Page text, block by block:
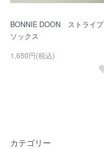
BONNIE DOON ストライプ
ソックス
1,650円(税込)
カテゴリー